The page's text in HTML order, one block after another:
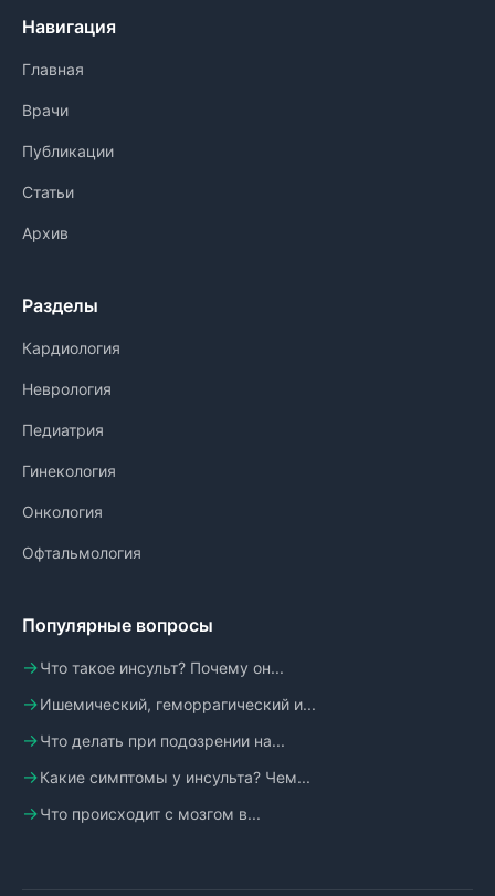
Навигация
Главная
Врачи
Публикации
Статьи
Архив
Разделы
Кардиология
Неврология
Педиатрия
Гинекология
Онкология
Офтальмология
Популярные вопросы
Что такое инсульт? Почему он...
Ишемический, геморрагический и...
Что делать при подозрении на...
Какие симптомы у инсульта? Чем...
Что происходит с мозгом в...